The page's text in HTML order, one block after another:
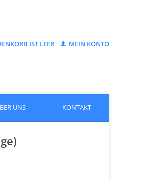
IST LEER MEIN KONTO
UNS KONTAKT